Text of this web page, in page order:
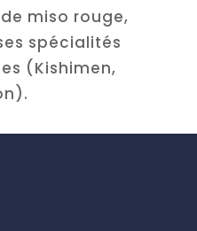
miso rouge,
spécialités
(Kishimen,